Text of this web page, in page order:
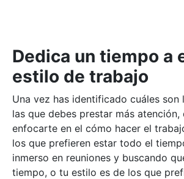
Dedica un tiempo a
estilo de trabajo
Una vez has identificado cuáles son
las que debes prestar más atención,
enfocarte en el cómo hacer el
los que prefieren estar todo el
inmerso en reuniones y buscando
tiempo, o tu estilo es de los que